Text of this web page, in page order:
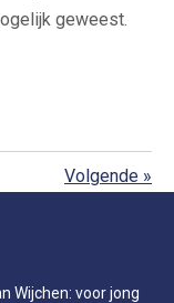
geweest.
Volgende »
Wijchen: voor jong